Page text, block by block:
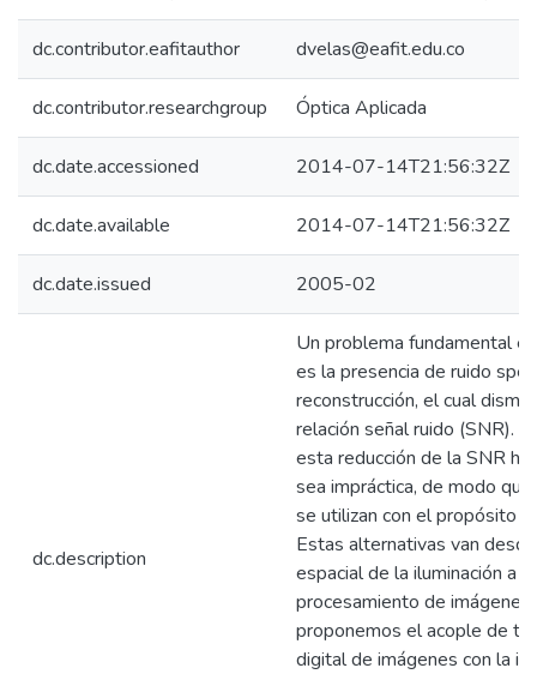
dc.contributor.eafitauthor dvelas@eafit.edu.co
dc.contributor.researchgroup Óptica Aplicada
dc.date.accessioned 2014-07-14T21:56:32Z
dc.date.available 2014-07-14T21:56:32Z
dc.date.issued 2005-02
dc.description
Un problema fundamental
es la presencia de ruido
reconstrucción, el cual
relación señal ruido (SNR).
esta reducción de la SNR
sea impráctica, de modo
se utilizan con el propósito
Estas alternativas van
espacial de la iluminación a
procesamiento de
proponemos el acople de
digital de imágenes con la